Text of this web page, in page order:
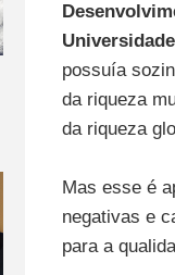
possuía
da riqueza
da riqueza
Mas esse é
negativas e
para a